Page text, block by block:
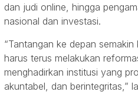
dan judi online, hingga
nasional dan investasi.
“Tantangan ke depan
harus terus melakukan
menghadirkan institusi yang
akuntabel, dan berintegritas,”